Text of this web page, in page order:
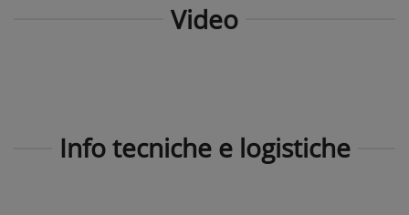
Video
Info tecniche e logistiche